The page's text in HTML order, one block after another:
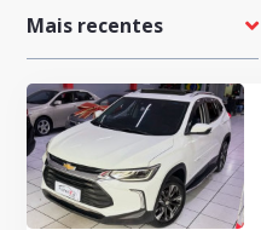
Preço Máximo
Quilometragem Máxima